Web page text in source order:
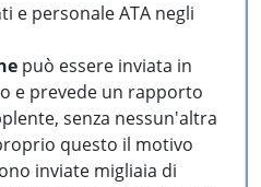
e personale ATA negli
può essere inviata in
e prevede un rapporto
senza nessun'altra
questo il motivo
inviate migliaia di